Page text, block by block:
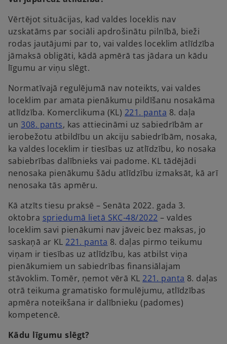
e
w
t
a
Vērtējot situācijas, kad valdes loceklis nav
uzskatāms par sociāli apdrošinātu pilnībā, bieži
rodas jautājumi par to, vai valdes loceklim atlīdzība
jāmaksā obligāti, kādā apmērā tas jādara un kādu
līgumu ar viņu slēgt.
Normatīvajā regulējumā nav noteikts, vai valdes
loceklim par amata pienākumu pildīšanu nosakāma
atlīdzība. Komerclikuma (KL) 221. panta o
p
e
n
s
i
n
e
w
t
a
b
8. daļa
un308. pantso
p
e
n
s
i
a
n
e
w
t
a
b
, kas attiecināmi uz sabiedrībām ar
ierobežotu atbildību un akciju sabiedrībām, nosaka,
ka valdes loceklim ir tiesības uz atlīdzību, ko nosaka
sabiebrības dalībnieks vai padome. KL tādējādi
nenosaka pienākumu šādu atlīdzību izmaksāt, kā arī
nenosaka tās apmēru.
Kā atzīts tiesu praksē – Senāta 2022. gada 3.
oktobra spriedumā lietā SKC-48/2022 o
p
e
n
s
i
n
a
– valdes
loceklim savi pienākumi nav jāveic bez maksas, jo
saskaņā ar KL 221. panta o
p
e
n
s
i
8. daļas pirmo teikumu
viņam ir tiesības uz atlīdzību, kas atbilst viņa
pienākumiem un sabiedrības finansiālajam
stāvoklim. Tomēr, ņemot vērā KL 221. panta o
p
8. daļas
otrā teikuma gramatisko formulējumu, atlīdzības
apmēra noteikšana ir dalībnieku (padomes)
kompetencē.
Kādu līgumu slēgt?